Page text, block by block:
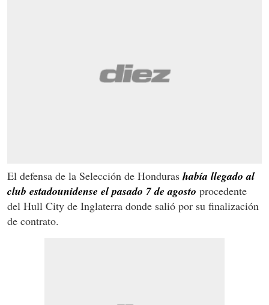
El defensa de la Selección de Honduras había llegado al
club estadounidense el pasado 7 de agosto procedente
del Hull City de Inglaterra donde salió por su finalización
de contrato.